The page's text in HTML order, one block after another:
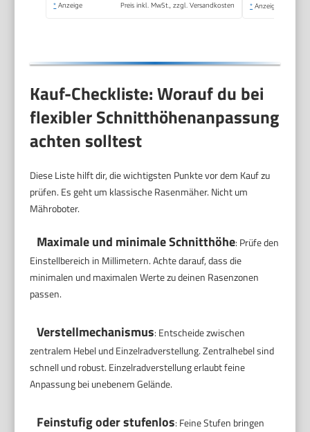
* Anzeige Preis inkl. MwSt., zzgl. Versandkosten * Anzeige
Kauf-Checkliste: Worauf du bei
flexibler Schnitthöhenanpassung
achten solltest
Diese Liste hilft dir, die wichtigsten Punkte vor dem Kauf zu
prüfen. Es geht um klassische Rasenmäher. Nicht um
Mähroboter.
Maximale und minimale Schnitthöhe: Prüfe den
Einstellbereich in Millimetern. Achte darauf, dass die
minimalen und maximalen Werte zu deinen Rasenzonen
passen.
Verstellmechanismus: Entscheide zwischen
zentralem Hebel und Einzelradverstellung. Zentralhebel sind
schnell und robust. Einzelradverstellung erlaubt feine
Anpassung bei unebenem Gelände.
Feinstufig oder stufenlos: Feine Stufen bringen